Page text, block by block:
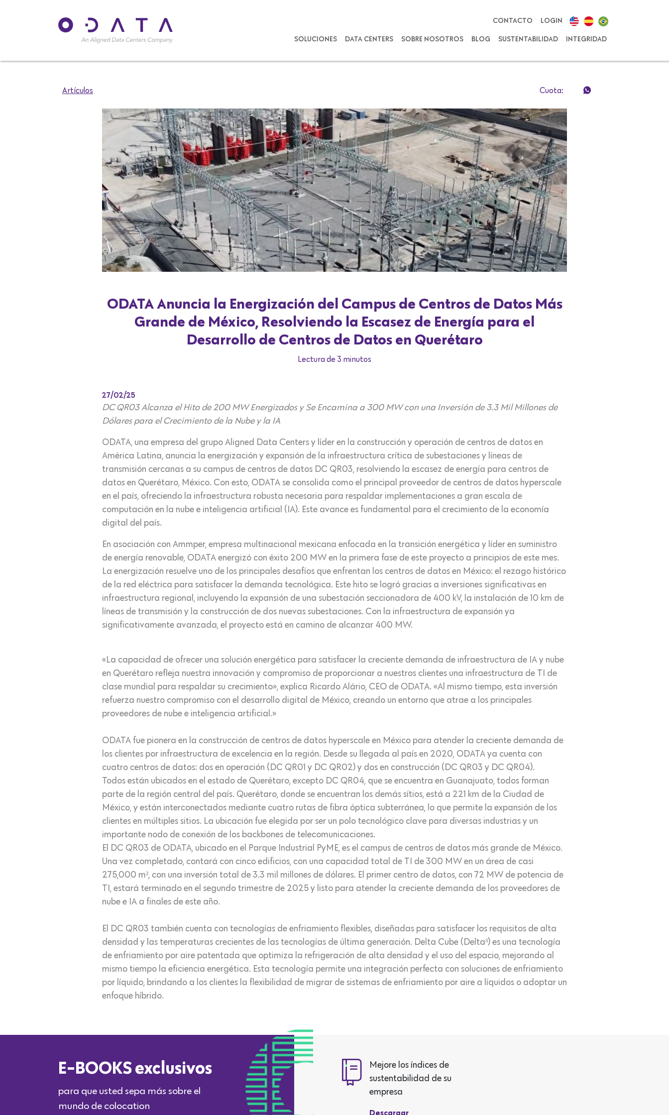
CONTACTO LOGIN
SOLUCIONES DATA CENTERS SOBRE NOSOTROS BLOG SUSTENTABILIDAD INTEGRIDAD
Artículos Cuota:
ODATA Anuncia la Energización del Campus de Centros de Datos Más
Grande de México, Resolviendo la Escasez de Energía para el
Desarrollo de Centros de Datos en Querétaro
Lectura de 3 minutos
27/02/25
DC QR03 Alcanza el Hito de 200 MW Energizados y Se Encamina a 300 MW con una Inversión de 3.3 Mil Millones de
Dólares para el Crecimiento de la Nube y la IA
ODATA, una empresa del grupo Aligned Data Centers y líder en la construcción y operación de centros de datos en
América Latina, anuncia la energización y expansión de la infraestructura crítica de subestaciones y líneas de
transmisión cercanas a su campus de centros de datos DC QR03, resolviendo la escasez de energía para centros de
datos en Querétaro, México. Con esto, ODATA se consolida como el principal proveedor de centros de datos hyperscale
en el país, ofreciendo la infraestructura robusta necesaria para respaldar implementaciones a gran escala de
computación en la nube e inteligencia artificial (IA). Este avance es fundamental para el crecimiento de la economía
digital del país.
En asociación con Ammper, empresa multinacional mexicana enfocada en la transición energética y líder en suministro
de energía renovable, ODATA energizó con éxito 200 MW en la primera fase de este proyecto a principios de este mes.
La energización resuelve uno de los principales desafíos que enfrentan los centros de datos en México: el rezago histórico
de la red eléctrica para satisfacer la demanda tecnológica. Este hito se logró gracias a inversiones significativas en
infraestructura regional, incluyendo la expansión de una subestación seccionadora de 400 kV, la instalación de 10 km de
líneas de transmisión y la construcción de dos nuevas subestaciones. Con la infraestructura de expansión ya
significativamente avanzada, el proyecto está en camino de alcanzar 400 MW.
«La capacidad de ofrecer una solución energética para satisfacer la creciente demanda de infraestructura de IA y nube
en Querétaro refleja nuestra innovación y compromiso de proporcionar a nuestros clientes una infraestructura de TI de
clase mundial para respaldar su crecimiento», explica Ricardo Alário, CEO de ODATA. «Al mismo tiempo, esta inversión
refuerza nuestro compromiso con el desarrollo digital de México, creando un entorno que atrae a los principales
proveedores de nube e inteligencia artificial.»
ODATA fue pionera en la construcción de centros de datos hyperscale en México para atender la creciente demanda de
los clientes por infraestructura de excelencia en la región. Desde su llegada al país en 2020, ODATA ya cuenta con
cuatro centros de datos: dos en operación (DC QR01 y DC QR02) y dos en construcción (DC QR03 y DC QR04).
Todos están ubicados en el estado de Querétaro, excepto DC QR04, que se encuentra en Guanajuato, todos forman
parte de la región central del país. Querétaro, donde se encuentran los demás sítios, está a 221 km de la Ciudad de
México, y están interconectados mediante cuatro rutas de fibra óptica subterránea, lo que permite la expansión de los
clientes en múltiples sitios. La ubicación fue elegida por ser un polo tecnológico clave para diversas industrias y un
importante nodo de conexión de los backbones de telecomunicaciones.
El DC QR03 de ODATA, ubicado en el Parque Industrial PyME, es el campus de centros de datos más grande de México.
Una vez completado, contará con cinco edificios, con una capacidad total de TI de 300 MW en un área de casi
275,000 m², con una inversión total de 3.3 mil millones de dólares. El primer centro de datos, con 72 MW de potencia de
TI, estará terminado en el segundo trimestre de 2025 y listo para atender la creciente demanda de los proveedores de
nube e IA a finales de este año.
El DC QR03 también cuenta con tecnologías de enfriamiento flexibles, diseñadas para satisfacer los requisitos de alta
densidad y las temperaturas crecientes de las tecnologías de última generación. Delta Cube (Delta³) es una tecnología
de enfriamiento por aire patentada que optimiza la refrigeración de alta densidad y el uso del espacio, mejorando al
mismo tiempo la eficiencia energética. Esta tecnología permite una integración perfecta con soluciones de enfriamiento
por líquido, brindando a los clientes la flexibilidad de migrar de sistemas de enfriamiento por aire a líquidos o adoptar un
enfoque híbrido.
E-BOOKS exclusivos
para que usted sepa más sobre el
mundo de colocation
Mejore los índices de
sustentabilidad de su
empresa